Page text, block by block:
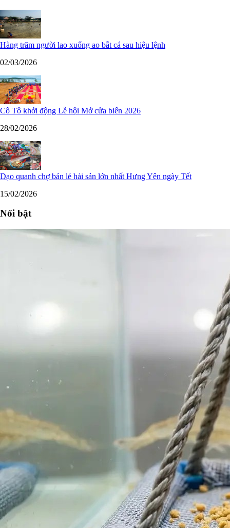
Hàng trăm người lao xuống ao bắt cá sau hiệu lệnh
02/03/2026
Cô Tô khởi động Lễ hội Mở cửa biển 2026
28/02/2026
Dạo quanh chợ bán lẻ hải sản lớn nhất Hưng Yên ngày Tết
15/02/2026
Nổi bật